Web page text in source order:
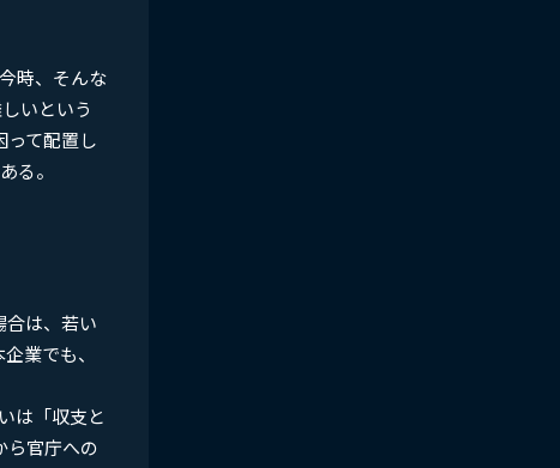
時、そんな
いという
って配置し
る。
は、若い
業でも、
は「収支と
ら官庁への